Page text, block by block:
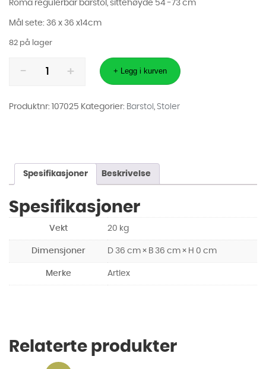
Roma regulerbar barstol, sittehøyde 54 -73 cm
Mål sete: 36 x 36 x14cm
82 på lager
Roma
brun
høyde
antall
+ Legg i kurven
Produktnr: 107025 Kategorier: Barstol Stoler
Spesifikasjoner Beskrivelse
Spesifikasjoner
Vekt 20 kg
Dimensjoner D 36 cm × B 36 cm × H 0 cm
Merke Artlex
Relaterte produkter